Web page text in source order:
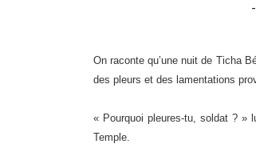
On raconte qu’une nuit de Ticha
des pleurs et des lamentations
« Pourquoi pleures-tu, soldat ? »
Temple.